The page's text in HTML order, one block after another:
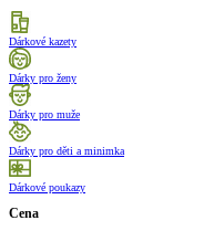
Dárkové kazety
Dárky pro ženy
Dárky pro muže
Dárky pro děti a minimka
Dárkové poukazy
Cena